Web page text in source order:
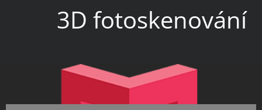
3D fotoskenování